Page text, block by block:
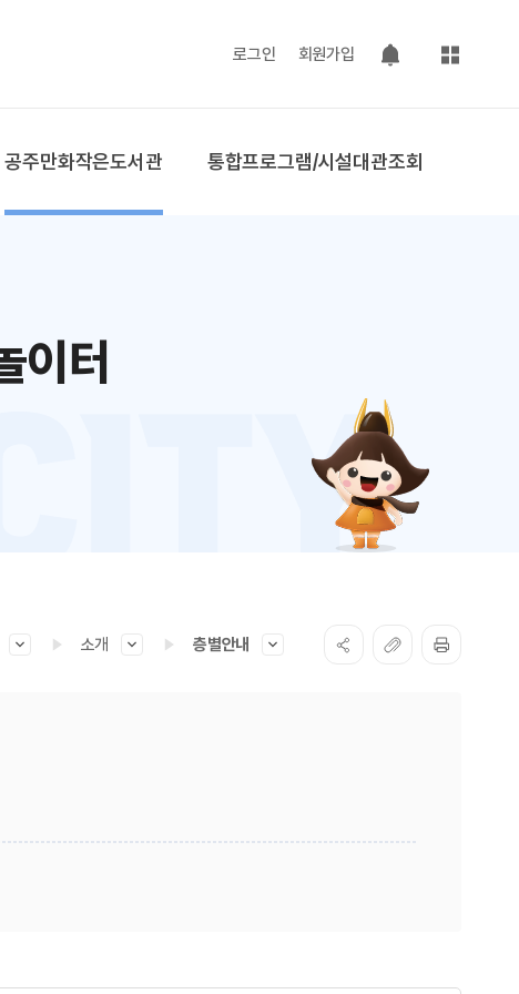
로그인 회원가입
팝업 열기
사이트맵
공주만화작은도서관 통합프로그램/시설대관조회
이터
소개 층별안내